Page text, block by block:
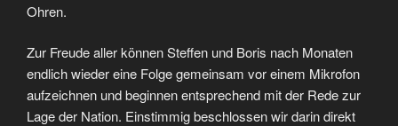
Ohren.
Zur Freude aller können Steffen und Boris nach Monaten
endlich wieder eine Folge gemeinsam vor einem Mikrofon
aufzeichnen und beginnen entsprechend mit der Rede zur
Lage der Nation. Einstimmig beschlossen wir darin direkt